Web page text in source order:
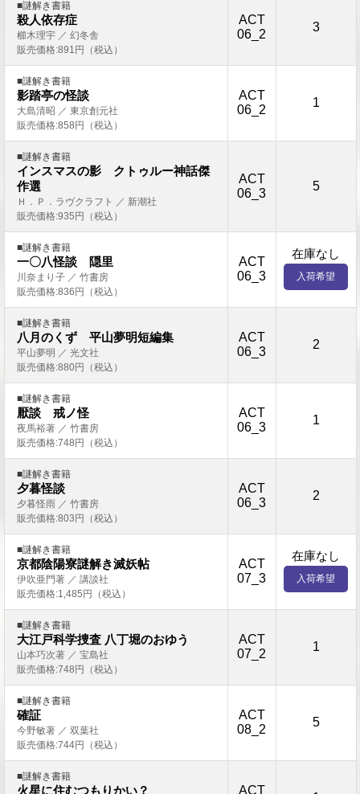
■謎解き書籍
殺人依存症
櫛木理宇 ／ 幻冬舎
販売価格:891円（税込）
ACT
06_2
3
■謎解き書籍
影踏亭の怪談
大島清昭 ／ 東京創元社
販売価格:858円（税込）
ACT
06_2
1
■謎解き書籍
インスマスの影 クトゥルー神話傑
作選
Ｈ．Ｐ．ラヴクラフト ／ 新潮社
販売価格:935円（税込）
ACT
06_3
5
■謎解き書籍
一〇八怪談 隠里
川奈まり子 ／ 竹書房
販売価格:836円（税込）
ACT
06_3
在庫なし
入荷希望
■謎解き書籍
八月のくず 平山夢明短編集
平山夢明 ／ 光文社
販売価格:880円（税込）
ACT
06_3
2
■謎解き書籍
厭談 戒ノ怪
夜馬裕著 ／ 竹書房
販売価格:748円（税込）
ACT
06_3
1
■謎解き書籍
夕暮怪談
夕暮怪雨 ／ 竹書房
販売価格:803円（税込）
ACT
06_3
2
■謎解き書籍
京都陰陽寮謎解き滅妖帖
伊吹亜門著 ／ 講談社
販売価格:1,485円（税込）
ACT
07_3
在庫なし
入荷希望
■謎解き書籍
大江戸科学捜査 八丁堀のおゆう
山本巧次著 ／ 宝島社
販売価格:748円（税込）
ACT
07_2
1
■謎解き書籍
確証
今野敏著 ／ 双葉社
販売価格:744円（税込）
ACT
08_2
5
■謎解き書籍
火星に住むつもりかい？
ACT